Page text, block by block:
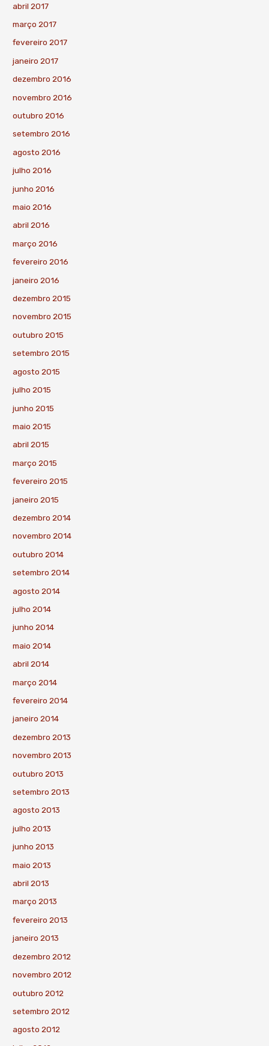
abril 2017
março 2017
fevereiro 2017
janeiro 2017
dezembro 2016
novembro 2016
outubro 2016
setembro 2016
agosto 2016
julho 2016
junho 2016
maio 2016
abril 2016
março 2016
fevereiro 2016
janeiro 2016
dezembro 2015
novembro 2015
outubro 2015
setembro 2015
agosto 2015
julho 2015
junho 2015
maio 2015
abril 2015
março 2015
fevereiro 2015
janeiro 2015
dezembro 2014
novembro 2014
outubro 2014
setembro 2014
agosto 2014
julho 2014
junho 2014
maio 2014
abril 2014
março 2014
fevereiro 2014
janeiro 2014
dezembro 2013
novembro 2013
outubro 2013
setembro 2013
agosto 2013
julho 2013
junho 2013
maio 2013
abril 2013
março 2013
fevereiro 2013
janeiro 2013
dezembro 2012
novembro 2012
outubro 2012
setembro 2012
agosto 2012